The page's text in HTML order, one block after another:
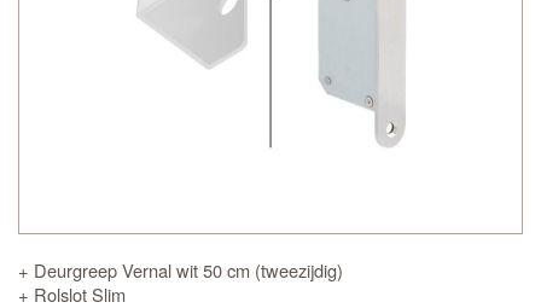
+ Deurgreep Vernal wit 50 cm (tweezijdig)
+ Rolslot Slim